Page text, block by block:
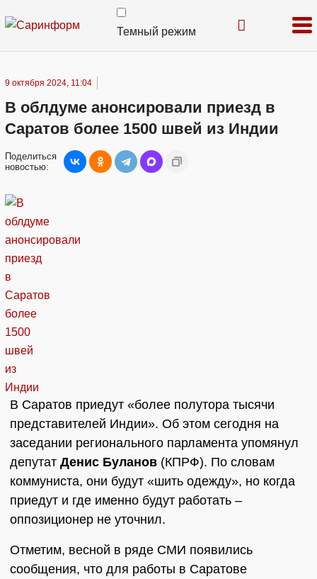
Темный режим
9 октября 2024, 11:04
В облдуме анонсировали приезд в
Саратов более 1500 швей из Индии
Поделиться
новостью:
В Саратов приедут «более полутора тысячи
представителей Индии». Об этом сегодня на
заседании регионального парламента упомянул
депутат Денис Буланов (КПРФ). По словам
коммуниста, они будут «шить одежду», но когда
приедут и где именно будут работать –
оппозиционер не уточнил.
Отметим, весной в ряде СМИ появились
сообщения, что для работы в Саратове